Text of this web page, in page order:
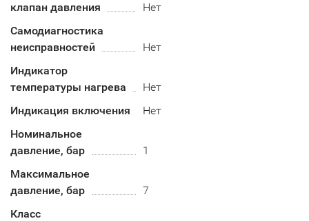
клапан давления
Нет
Самодиагностика
неисправностей
Нет
Индикатор
температуры нагрева
Нет
Индикация включения
Нет
Номинальное
давление, бар
1
Максимальное
давление, бар
7
Класс